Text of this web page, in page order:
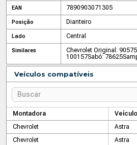
EAN 7890903071305
Posição Dianteiro
Lado Central
Similares Chevrolet Original:
100157Sabó: 78625
Veículos compatíveis
Montadora Veículo
Chevrolet
Astra
Chevrolet
Astra